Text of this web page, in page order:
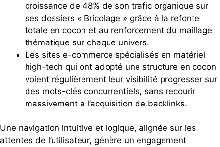
croissance de 48% de son trafic organique sur
ses dossiers « Bricolage » grâce à la refonte
totale en cocon et au renforcement du maillage
thématique sur chaque univers.
Les sites e-commerce spécialisés en matériel
high-tech qui ont adopté une structure en cocon
voient régulièrement leur visibilité progresser sur
des mots-clés concurrentiels, sans recourir
massivement à l’acquisition de backlinks.
Une navigation intuitive et logique, alignée sur les
attentes de l’utilisateur, génère un engagement